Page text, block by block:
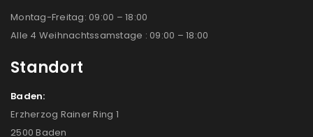
Montag-Freitag: 09:00 – 18:00
Alle 4 Weihnachtssamstage : 09:00 – 18:00
Standort
Baden:
Erzherzog Rainer Ring 1
2500 Baden